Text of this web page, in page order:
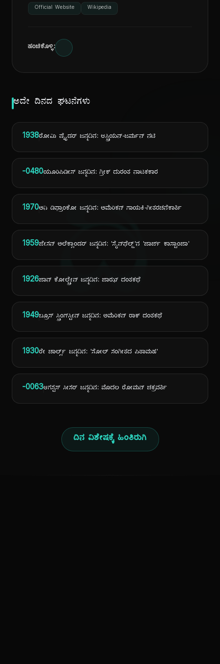
ದಿ
Official Website Wikipedia
ಹಂಚಿಕೊಳ್ಳಿ:
ಅದೇ ದಿನದ ಘಟನೆಗಳು
1938ರೋಮಿ ಷ್ನೈಡರ್ ಜನ್ಮದಿನ: ಆಸ್ಟ್ರಿಯನ್-ಜರ್ಮನ್ ನಟಿ
-0480ಯೂರಿಪಿಡೀಸ್ ಜನ್ಮದಿನ: ಗ್ರೀಕ್ ದುರಂತ ನಾಟಕಕಾರ
1970ಅನಿ ಡಿಫ್ರಾಂಕೋ ಜನ್ಮದಿನ: ಅಮೆರಿಕನ್ ಗಾಯಕಿ-ಗೀತರಚನೆಕಾರ್ತಿ
1959ಜೇಸನ್ ಅಲೆಕ್ಸಾಂಡರ್ ಜನ್ಮದಿನ: 'ಸೈನ್‌ಫೆಲ್ಡ್'ನ 'ಜಾರ್ಜ್ ಕಾಸ್ಟಾಂಜಾ'
1926ಜಾನ್ ಕೋಲ್ಟ್ರೇನ್ ಜನ್ಮದಿನ: ಜಾಝ್ ದಂತಕಥೆ
1949ಬ್ರೂಸ್ ಸ್ಪ್ರಿಂಗ್‌ಸ್ಟೀನ್ ಜನ್ಮದಿನ: ಅಮೆರಿಕನ್ ರಾಕ್ ದಂತಕಥೆ
1930ರೇ ಚಾರ್ಲ್ಸ್ ಜನ್ಮದಿನ: 'ಸೋಲ್ ಸಂಗೀತದ ಪಿತಾಮಹ'
-0063ಆಗಸ್ಟಸ್ ಸೀಸರ್ ಜನ್ಮದಿನ: ಮೊದಲ ರೋಮನ್ ಚಕ್ರವರ್ತಿ
ದಿನ ವಿಶೇಷಕ್ಕೆ ಹಿಂತಿರುಗಿ